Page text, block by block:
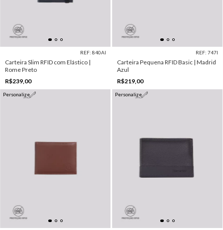
REF: 840AI
Carteira Slim RFID com Elástico |
Rome Preto
R$239,00
REF: 747I
Carteira Pequena RFID Basic | Madrid
Azul
R$219,00
Personalize Personalize